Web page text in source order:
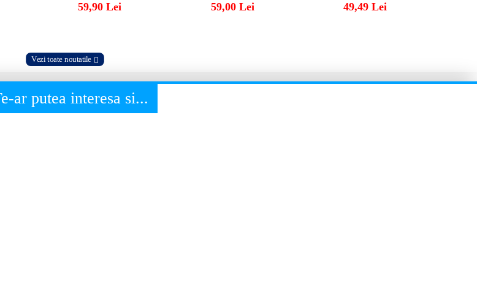
59,90 Lei 59,00 Lei 49,49 Lei
Vezi toate noutatile
ar putea interesa si...